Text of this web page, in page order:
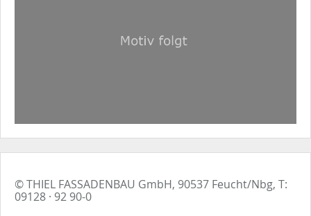
© THIEL FASSADENBAU GmbH, 90537 Feucht/Nbg, T:
09128 · 92 90-0